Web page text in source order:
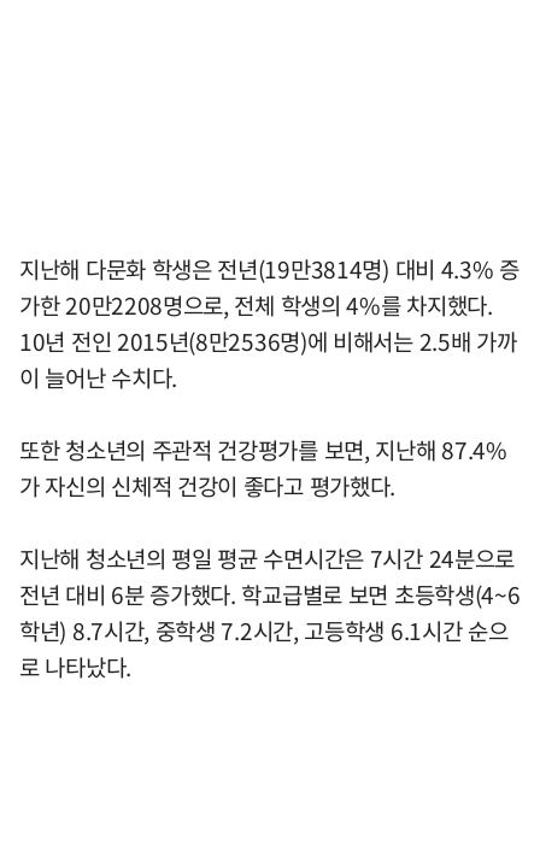
지난해 다문화 학생은 전년(19만3814명) 대비 4.3% 증
가한 20만2208명으로, 전체 학생의 4%를 차지했다.
10년 전인 2015년(8만2536명)에 비해서는 2.5배 가까
이 늘어난 수치다.
또한 청소년의 주관적 건강평가를 보면, 지난해 87.4%
가 자신의 신체적 건강이 좋다고 평가했다.
지난해 청소년의 평일 평균 수면시간은 7시간 24분으로
전년 대비 6분 증가했다. 학교급별로 보면 초등학생(4~6
학년) 8.7시간, 중학생 7.2시간, 고등학생 6.1시간 순으
로 나타났다.